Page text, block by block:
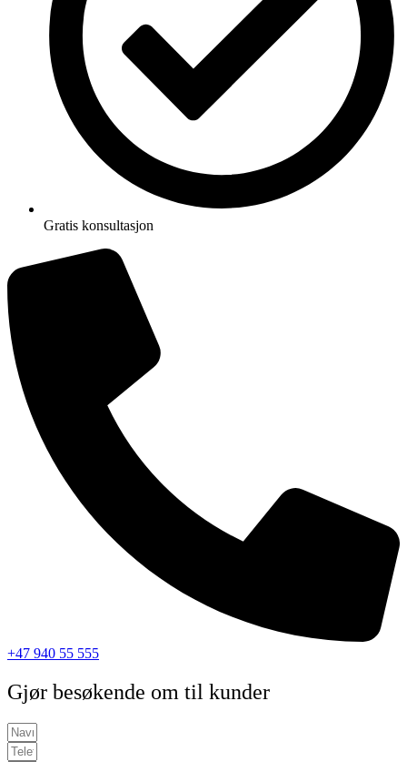
Gratis konsultasjon
+47 940 55 555
Gjør besøkende om til kunder